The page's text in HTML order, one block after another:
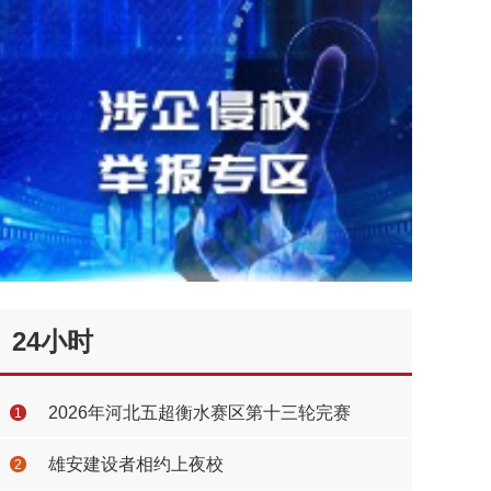
24小时
1 2026年河北五超衡水赛区第十三轮完赛
2 雄安建设者相约上夜校